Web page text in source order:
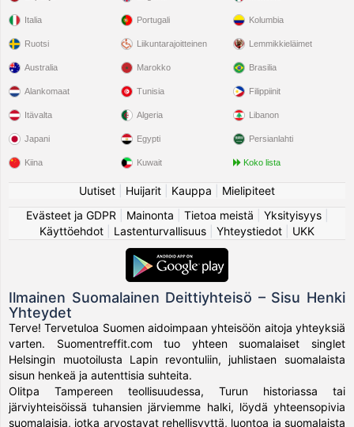
Italia
Ruotsi
Portugali
Liikuntarajoitteinen
Kolumbia
Lemmikkieläimet
Australia
Alankomaat
Itävalta
Japani
Kiina
Marokko
Tunisia
Algeria
Egypti
Kuwait
Brasilia
Filippiinit
Libanon
Persianlahti
Koko lista
Uutiset Huijarit Kauppa
Mielipiteet
Evästeet ja GDPR
Mainonta Tietoa meistä Yksityisyys|
Käyttöehdot
Lastenturvallisuus Yhteystiedot UKK
Ilmainen Suomalainen Deittiyhteisö – Sisu Henki
Yhteydet
Terve! Tervetuloa Suomen aidoimpaan yhteisöön aitoja yhteyksiä
varten. Suomentreffit.com tuo yhteen suomalaiset singlet
Helsingin muotoilusta Lapin revontuliin, juhlistaen suomalaista
sisun henkeä ja autenttisia suhteita.
Olitpa Tampereen teollisuudessa, Turun historiassa tai
järviyhteisöissä tuhansien järviemme halki, löydä yhteensopivia
suomalaisia, jotka arvostavat rehellisyyttä, luontoa ja suomalaista